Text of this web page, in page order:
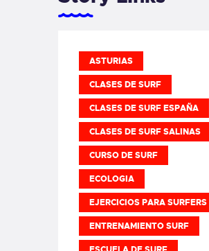
ASTURIAS
CLASES DE SURF
CLASES DE SURF ESPAÑA
CLASES DE SURF SALINAS
CURSO DE SURF
ECOLOGIA
EJERCICIOS PARA SURFERS
ENTRENAMIENTO SURF